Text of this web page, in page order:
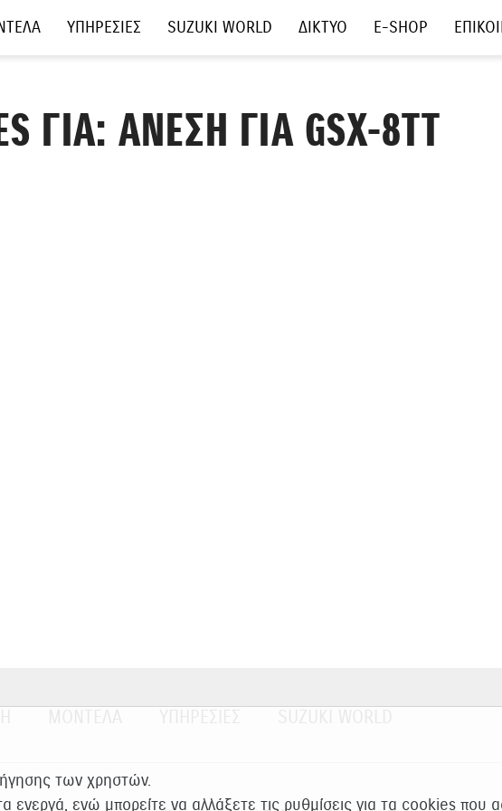
ΥΠΗΡΕΣΙΕΣ SUZUKI WORLD ΔΙΚΤΥΟ E-SHOP
ΓΙΑ: ΑΝΕΣΗ ΓΙΑ GSX-8TT
των χρηστών.
ενεργά, ενώ μπορείτε να αλλάξετε τις ρυθμίσεις για τα cookies